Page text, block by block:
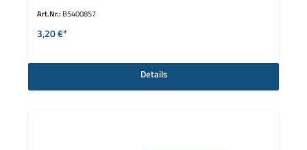
Art.Nr.: B5400857
3,20 €*
Details